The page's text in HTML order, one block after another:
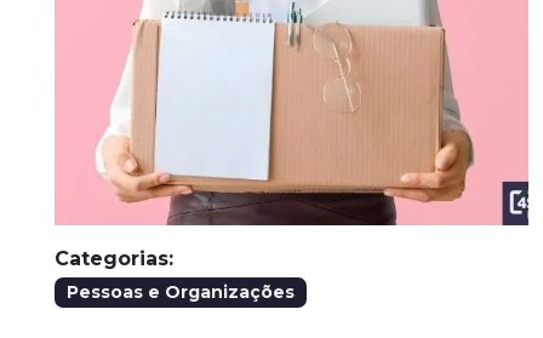
Categorias:
Pessoas e Organizações